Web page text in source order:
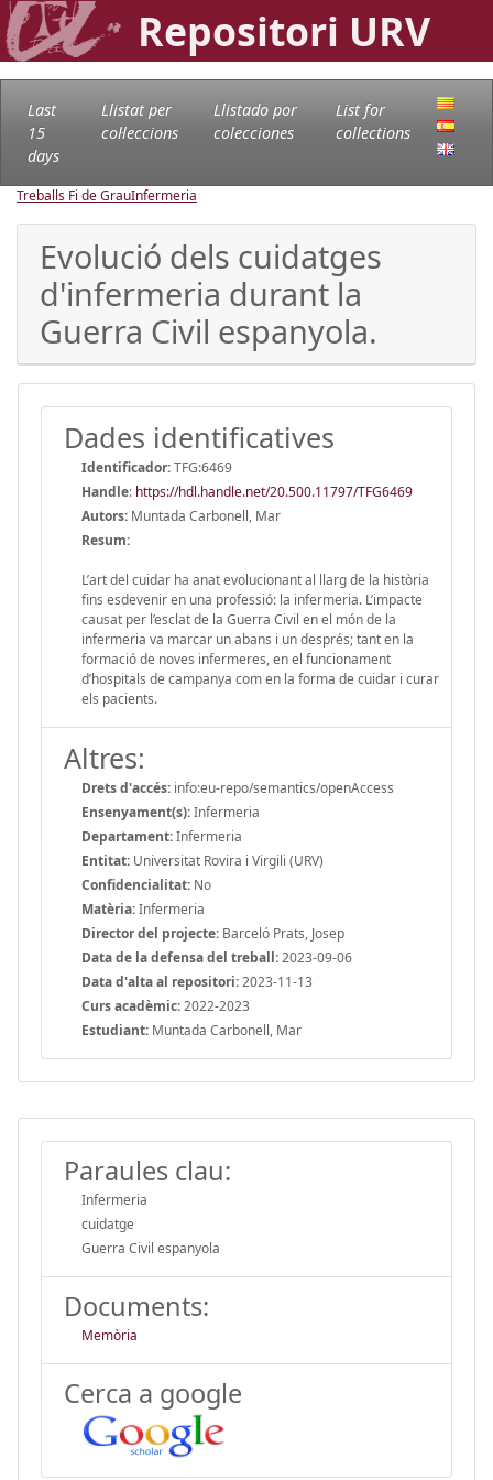
Repositori URV
Last
15
days
Llistat per
col·leccions
Llistado por
colecciones
List for
collections
Treballs Fi de GrauInfermeria
Evolució dels cuidatges
d'infermeria durant la
Guerra Civil espanyola.
Dades identificatives
Identificador:TFG:6469
Handle: https://hdl.handle.net/20.500.11797/TFG6469
Autors: Muntada Carbonell, Mar
Resum:
L’art del cuidar ha anat evolucionant al llarg de la història
fins esdevenir en una professió: la infermeria. L’impacte
causat per l’esclat de la Guerra Civil en el món de la
infermeria va marcar un abans i un després; tant en la
formació de noves infermeres, en el funcionament
d’hospitals de campanya com en la forma de cuidar i curar
els pacients.
Altres:
Drets d'accés: info:eu-repo/semantics/openAccess
Ensenyament(s):Infermeria
Departament:Infermeria
Entitat: Universitat Rovira i Virgili (URV)
Confidencialitat: No
Matèria:Infermeria
Director del projecte: Barceló Prats, Josep
Data de la defensa del treball:2023-09-06
Data d'alta al repositori:2023-11-13
Curs acadèmic:2022-2023
Estudiant: Muntada Carbonell, Mar
Paraules clau:
Infermeria
cuidatge
Guerra Civil espanyola
Documents:
Memòria
Cerca a google